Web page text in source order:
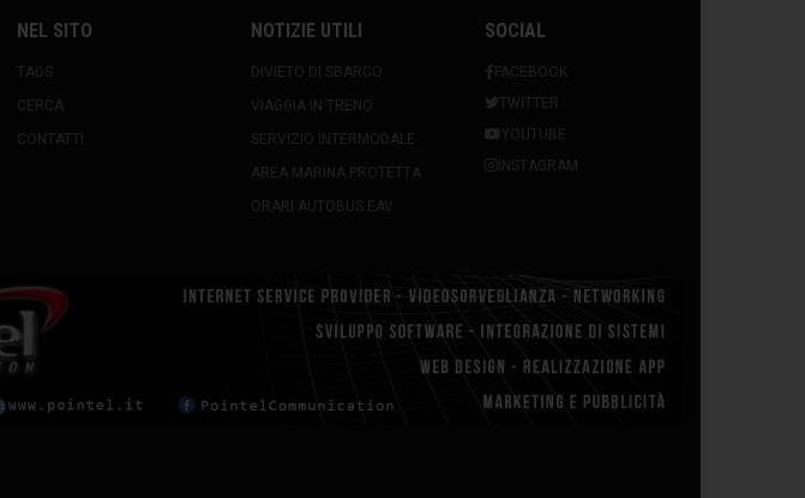
NEL SITO
TAGS
CERCA
CONTATTI
NOTIZIE UTILI
DIVIETO DI SBARCO
VIAGGIA IN TRENO
SERVIZIO INTERMODALE
AREA MARINA PROTETTA
ORARI AUTOBUS EAV
SOCIAL
FACEBOOK
TWITTER
YOUTUBE
INSTAGRAM